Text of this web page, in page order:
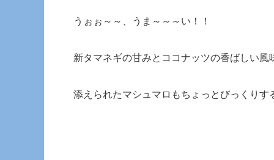
うぉぉ～～、うま～～～い！！
新タマネギの甘みとココナッツの香ばしい風
添えられたマシュマロもちょっとびっくりす